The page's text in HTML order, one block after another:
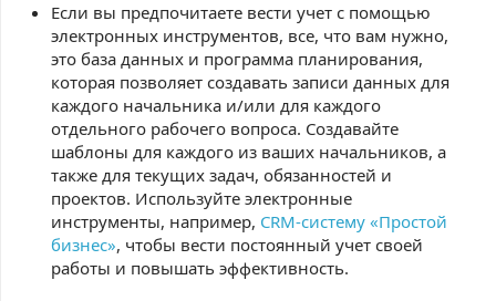
Если вы предпочитаете вести учет с помощью
электронных инструментов, все, что вам нужно,
это база данных и программа планирования,
которая позволяет создавать записи данных для
каждого начальника и/или для каждого
отдельного рабочего вопроса. Создавайте
шаблоны для каждого из ваших начальников, а
также для текущих задач, обязанностей и
проектов. Используйте электронные
инструменты, например, CRM-систему «Простой
бизнес», чтобы вести постоянный учет своей
работы и повышать эффективность.